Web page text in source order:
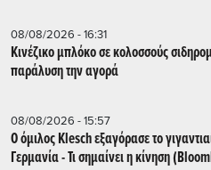
08/08/2026 - 16:31
Κινέζικο μπλόκο σε κολοσσούς
παράλυση την αγορά
08/08/2026 - 15:57
Ο όμιλος Klesch εξαγόρασε το
Γερμανία - Τι σημαίνει η κίνηση